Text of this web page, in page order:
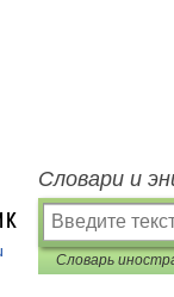
Словари и